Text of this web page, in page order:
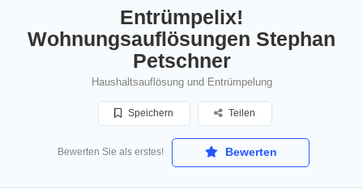
Entrümpelix!
Wohnungsauflösungen Stephan
Petschner
Haushaltsauflösung und Entrümpelung
Speichern Teilen
Bewerten Sie als erstes! Bewerten